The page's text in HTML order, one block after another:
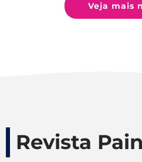
Veja mais
Revista